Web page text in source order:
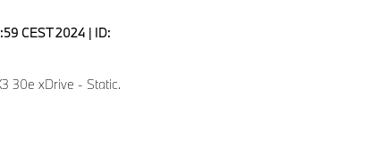
CEST 2024 | ID:
30e xDrive - Static.